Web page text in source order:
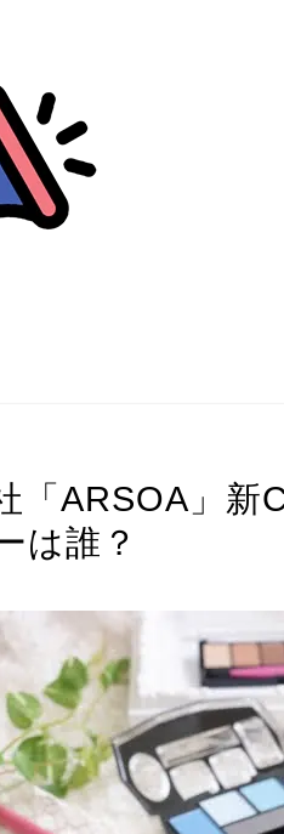
「ARSOA」新
は誰？